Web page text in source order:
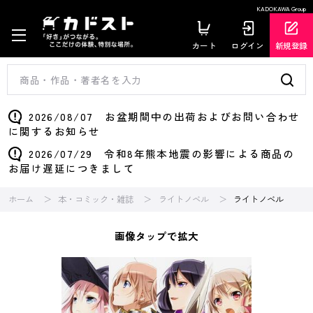
KADOKAWA Group
カート ログイン 新規登録
2026/08/07 お盆期間中の出荷およびお問い合わせ
に関するお知らせ
2026/07/29 令和8年熊本地震の影響による商品の
お届け遅延につきまして
ホーム 本・コミック・雑誌 ライトノベル ライトノベル
画像タップで拡大